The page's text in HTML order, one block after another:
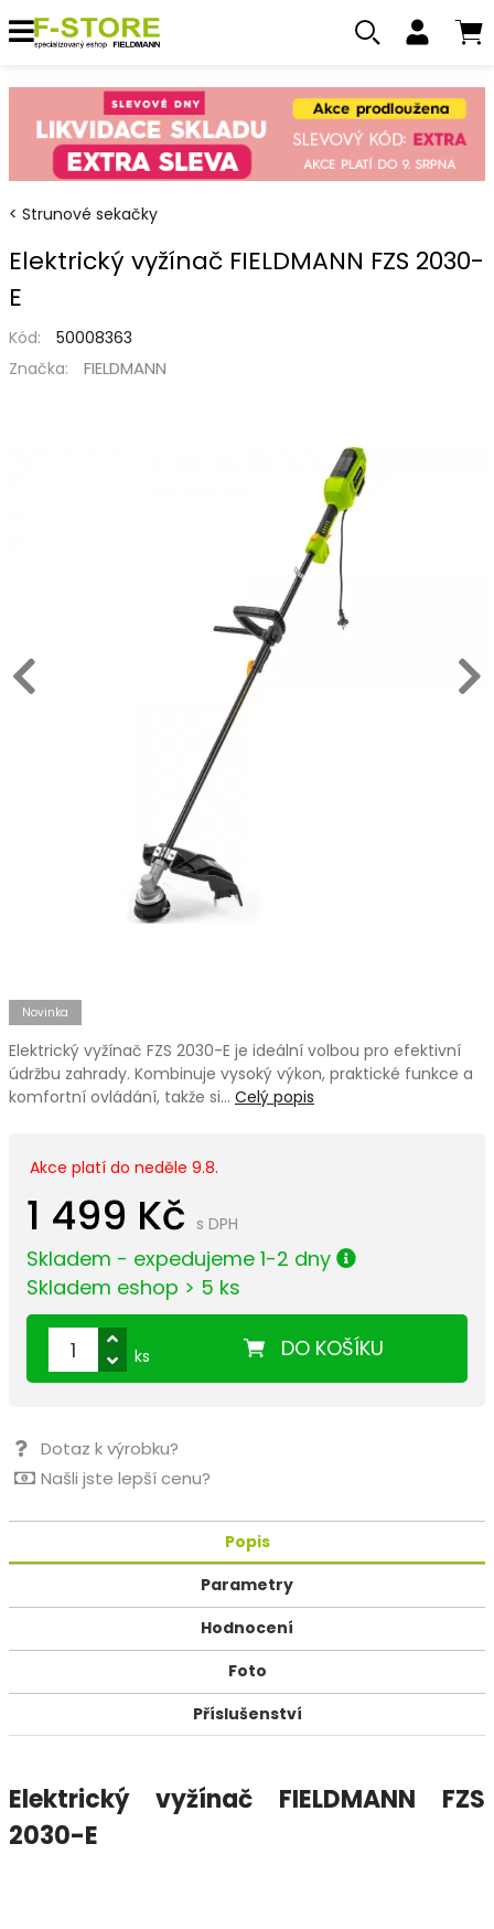
Strunové sekačky
Elektrický vyžínač FIELDMANN FZS 2030-
E
Kód:
50008363
Značka:
FIELDMANN
Novinka
Elektrický vyžínač FZS 2030-E je ideální volbou pro efektivní
údržbu zahrady. Kombinuje vysoký výkon, praktické funkce a
komfortní ovládání, takže si… Celý popis
Akce platí do neděle 9.8.
1 499 Kč s DPH
Skladem - expedujeme 1-2 dny
Skladem eshop > 5 ks
DO KOŠÍKU
ks
Dotaz k výrobku?
Našli jste lepší cenu?
Popis
Parametry
Hodnocení
Foto
Příslušenství
Elektrický vyžínač FIELDMANN FZS
2030-E